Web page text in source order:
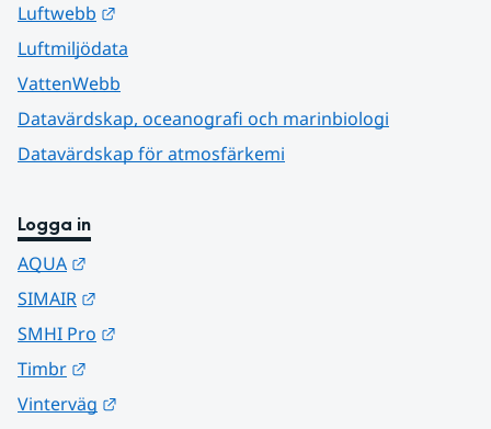
Luftwebb
Luftmiljödata
VattenWebb
Datavärdskap, oceanografi och marinbiologi
Datavärdskap för atmosfärkemi
Logga in
AQUA
SIMAIR
SMHI Pro
Timbr
Vinterväg